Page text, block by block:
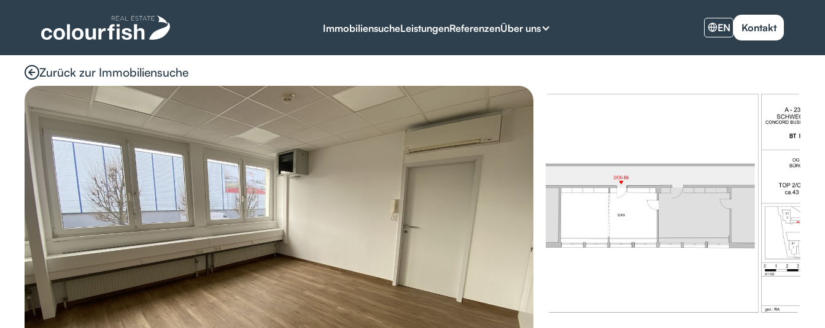
ImmobiliensucheLeistungenReferenzenÜber uns EN Kontakt
Zurück zur Immobiliensuche